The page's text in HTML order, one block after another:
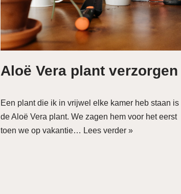
Aloë Vera plant verzorgen
Een plant die ik in vrijwel elke kamer heb staan is
de Aloë Vera plant. We zagen hem voor het eerst
toen we op vakantie… Lees verder »